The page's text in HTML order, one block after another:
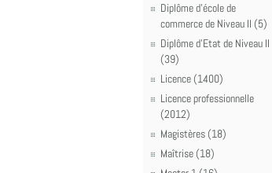
Diplôme d'école de
commerce de Niveau II (5)
Diplôme d'Etat de Niveau II
(39)
Licence (1400)
Licence professionnelle
(2012)
Magistères (18)
Maîtrise (18)